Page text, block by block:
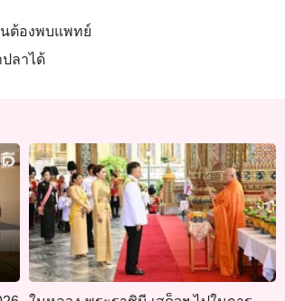
นต้องพบแพทย์
ลาได้